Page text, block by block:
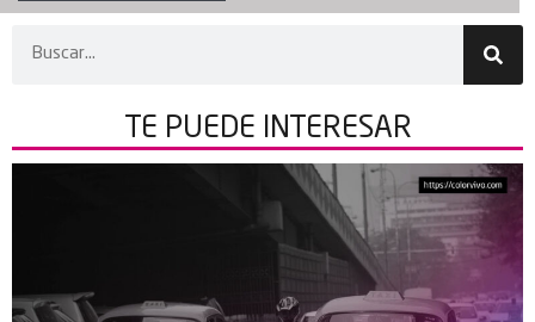
TE PUEDE INTERESAR